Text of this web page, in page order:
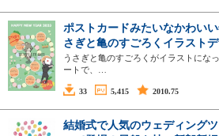
ポストカードみたいなかわい
さぎと亀のすごろくイラスト
うさぎと亀のすごろくがイラストにな
ートで、…
33 5,415 2010.75
結婚式で人気のウェディング